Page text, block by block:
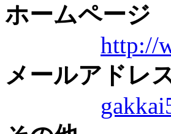
ホームページ
http://
メールアドレ